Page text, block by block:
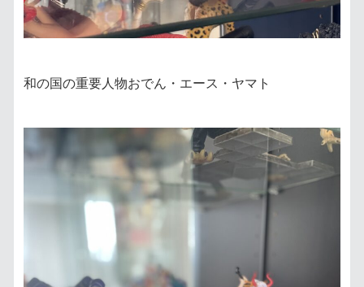
和の国の重要人物おでん・エース・ヤマト